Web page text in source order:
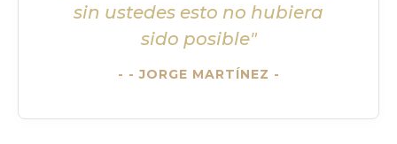
sin ustedes esto no hubiera
sido posible"
- JORGE MARTÍNEZ -